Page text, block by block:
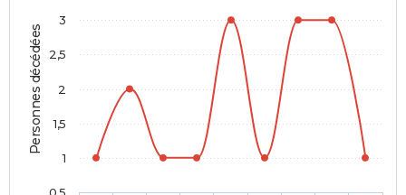
Personnes décédées
1
1,5
2
2,5
3